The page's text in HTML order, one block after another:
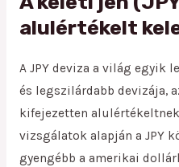
alulértékelt
A JPY deviza a világ egyik
és legszilárdabb devizája,
kifejezetten
vizsgálatok alapján a JPY
gyengébb a amerikai